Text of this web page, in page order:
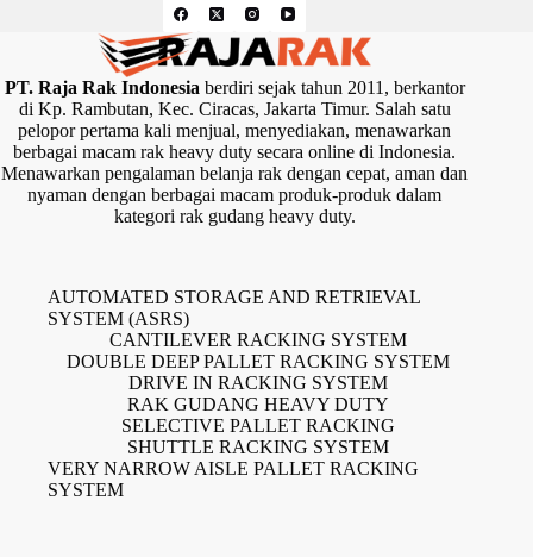
PT. Raja Rak Indonesiaberdiri sejak tahun 2011, berkantor
di Kp. Rambutan, Kec. Ciracas, Jakarta Timur. Salah satu
pelopor pertama kali menjual, menyediakan, menawarkan
berbagai macam rak heavy duty secara online di Indonesia.
Menawarkan pengalaman belanja rak dengan cepat, aman dan
nyaman dengan berbagai macam produk-produk dalam
kategori rak gudang heavy duty.
AUTOMATED STORAGE AND RETRIEVAL
SYSTEM (ASRS)
CANTILEVER RACKING SYSTEM
DOUBLE DEEP PALLET RACKING SYSTEM
DRIVE IN RACKING SYSTEM
RAK GUDANG HEAVY DUTY
SELECTIVE PALLET RACKING
SHUTTLE RACKING SYSTEM
VERY NARROW AISLE PALLET RACKING
SYSTEM